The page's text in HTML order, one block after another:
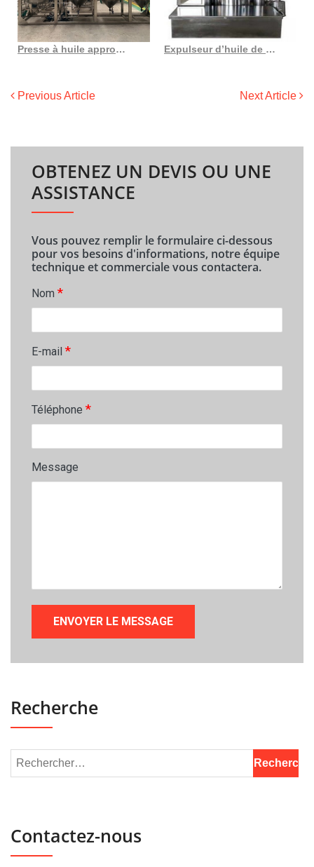
Presse à huile approuvée CE ISO au Burkina Faso Expulseur d’huile de soja yzyx130 presse à huile de soja machine de soja
Previous Article Next Article
OBTENEZ UN DEVIS OU UNE
ASSISTANCE
Vous pouvez remplir le formulaire ci-dessous
pour vos besoins d'informations, notre équipe
technique et commerciale vous contactera.
Nom *
E-mail *
Téléphone *
Message
Recherche
Contactez-nous